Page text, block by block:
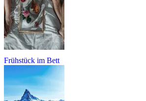
Frühstück im Bett